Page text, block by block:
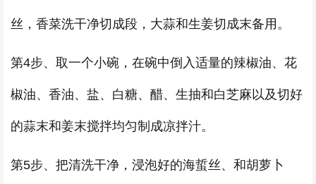
丝，香菜洗干净切成段，大蒜和生姜切成末备用。
第4步、取一个小碗，在碗中倒入适量的辣椒油、花
椒油、香油、盐、白糖、醋、生抽和白芝麻以及切好
的蒜末和姜末搅拌均匀制成凉拌汁。
第5步、把清洗干净，浸泡好的海蜇丝、和胡萝卜